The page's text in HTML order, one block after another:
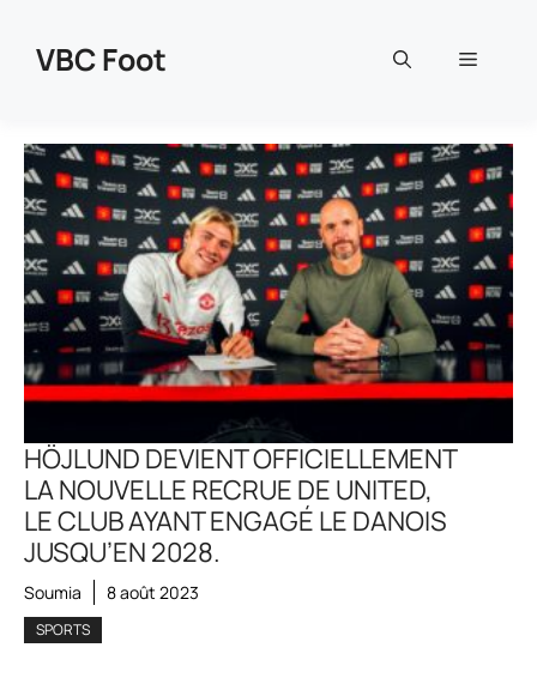
contenuVBC Foot Menu
HÖJLUND DEVIENT OFFICIELLEMENT
LA NOUVELLE RECRUE DE UNITED,
LE CLUB AYANT ENGAGÉ LE DANOIS
JUSQU’EN 2028.
Soumia 8 août 2023
SPORTS